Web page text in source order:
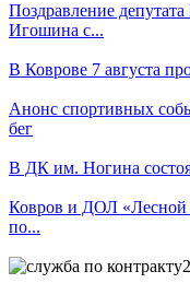
Поздравление
Игошина с...
В Коврове 7 августа
Анонс спортивных
бег
В ДК им. Ногина
Ковров и ДОЛ «Лесной
по...